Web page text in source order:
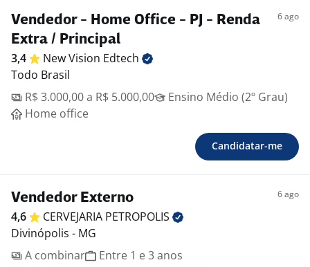
Vendedor - Home Office - PJ - Renda
Extra / Principal
6 ago
3,4 New Vision Edtech
Todo Brasil
R$ 3.000,00 a R$ 5.000,00
Ensino Médio (2º Grau)
Home office
Candidatar-me
Vendedor Externo 6 ago
4,6 CERVEJARIA PETROPOLIS
Divinópolis - MG
A combinar
Entre 1 e 3 anos